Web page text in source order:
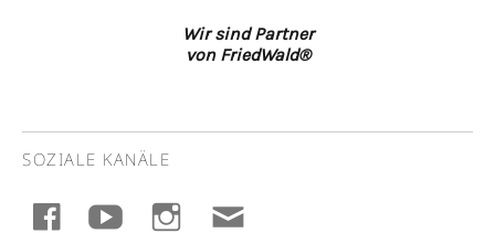
Wir sind Partner
von FriedWald®
SOZIALE KANÄLE
facebook youtube instagram